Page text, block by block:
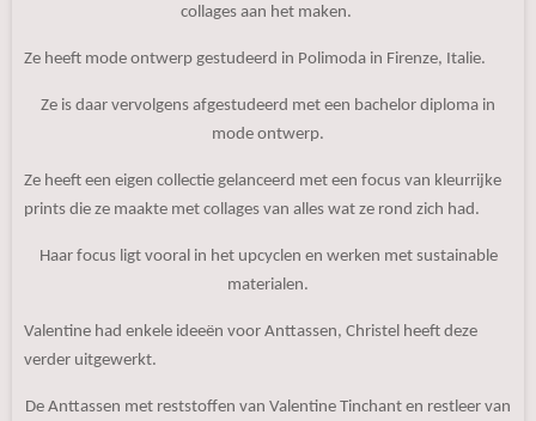
collages aan het maken.
Ze heeft mode ontwerp gestudeerd in Polimoda in Firenze, Italie.
Ze is daar vervolgens afgestudeerd met een bachelor diploma in
mode ontwerp.
Ze heeft een eigen collectie gelanceerd met een focus van kleurrijke
prints die ze maakte met collages van alles wat ze rond zich had.
Haar focus ligt vooral in het upcyclen en werken met sustainable
materialen.
Valentine had enkele ideeën voor Anttassen, Christel heeft deze
verder uitgewerkt.
De Anttassen met reststoffen van Valentine Tinchant en restleer van